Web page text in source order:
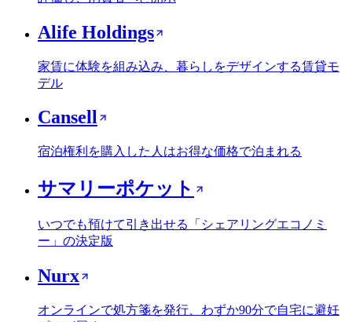
Alife Holdings
家賃に体験を組み込み、暮らしをデザインする賃貸モ
デル
Cansell
宿泊権利を購入した人はお得な価格で泊まれる
サマリーポケット
いつでも預けて引き出せる「シェアリングエコノミ
ー」の決定版
Nurx
オンラインで処方箋を発行、わずか90分で自宅に避妊